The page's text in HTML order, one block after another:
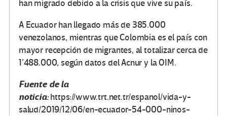
han migrado debido a la crisis que vive su país.
A Ecuador han llegado más de 385.000
venezolanos, mientras que Colombia es el país con
mayor recepción de migrantes, al totalizar cerca de
1’488.000, según datos del Acnur y la OIM.
Fuente de la
noticia:https://www.trt.net.tr/espanol/vida-y-
salud/2019/12/06/en-ecuador-54-000-ninos-